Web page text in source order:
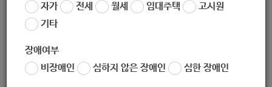
자가
전세 월세 임대주택
고시원
기타
장애여부
비장애인
심하지 않은 장애인 심한 장애인
○ 상영 작품
- 9월 30일 : 미드나잇 인 파리